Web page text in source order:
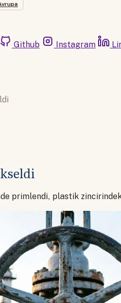
Github Instagram
primlendi, plastik